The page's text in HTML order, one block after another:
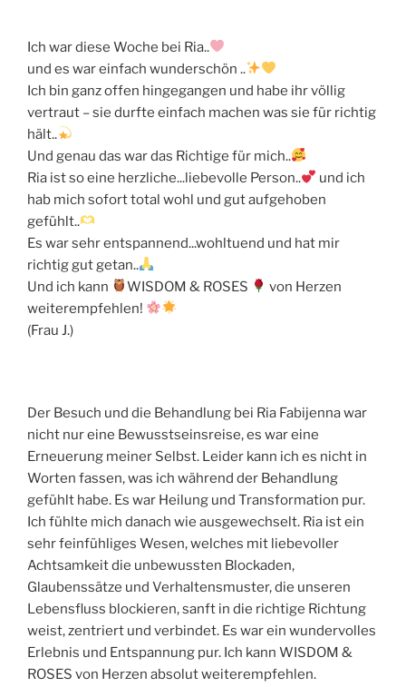
Ich war diese Woche bei Ria..
und es war einfach wunderschön ..
Ich bin ganz offen hingegangen und habe ihr völlig
vertraut – sie durfte einfach machen was sie für richtig
hält..
Und genau das war das Richtige für mich..
Ria ist so eine herzliche...liebevolle Person..
und ich
hab mich sofort total wohl und gut aufgehoben
gefühlt..
Es war sehr entspannend...wohltuend und hat mir
richtig gut getan..
Und ich kann
WISDOM & ROSES
von Herzen
weiterempfehlen!
(Frau J.)
Der Besuch und die Behandlung bei Ria Fabijenna war
nicht nur eine Bewusstseinsreise, es war eine
Erneuerung meiner Selbst. Leider kann ich es nicht in
Worten fassen, was ich während der Behandlung
gefühlt habe. Es war Heilung und Transformation pur.
Ich fühlte mich danach wie ausgewechselt. Ria ist ein
sehr feinfühliges Wesen, welches mit liebevoller
Achtsamkeit die unbewussten Blockaden,
Glaubenssätze und Verhaltensmuster, die unseren
Lebensfluss blockieren, sanft in die richtige Richtung
weist, zentriert und verbindet. Es war ein wundervolles
Erlebnis und Entspannung pur. Ich kann WISDOM &
ROSES von Herzen absolut weiterempfehlen.